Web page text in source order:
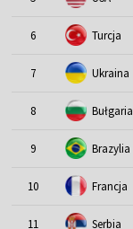
6 Turcja
7 Ukraina
8 Bułgaria
9 Brazylia
10 Francja
11 Serbia